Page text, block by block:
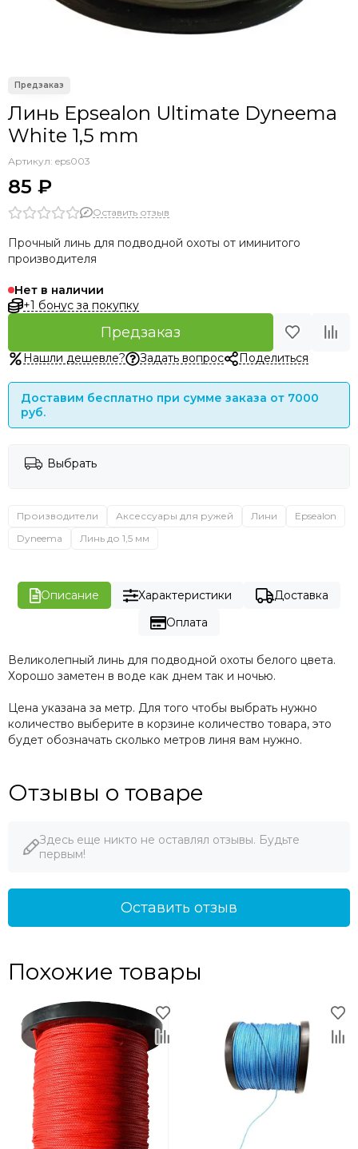
Линь Epsealon Ultimate Dyneema
White 1,5 mm
Артикул: eps003
85 ₽
Оставить отзыв
Прочный линь для подводной охоты от иминитого
производителя
Нет в наличии
+1 бонус за покупку
Предзаказ
Нашли дешевле? Задать вопрос Поделиться
Доставим бесплатно при сумме заказа от 7000
руб.
Выбрать
Производители Аксессуары для ружей Лини
Epsealon
Dyneema
Линь до 1,5 мм
Описание Характеристики
Доставка
Оплата
Великолепный линь для подводной охоты белого цвета.
Хорошо заметен в воде как днем так и ночью.
Цена указана за метр. Для того чтобы выбрать нужно
количество выберите в корзине количество товара, это
будет обозначать сколько метров линя вам нужно.
Отзывы о товаре
Здесь еще никто не оставлял отзывы. Будьте
первым!
Оставить отзыв
Похожие товары